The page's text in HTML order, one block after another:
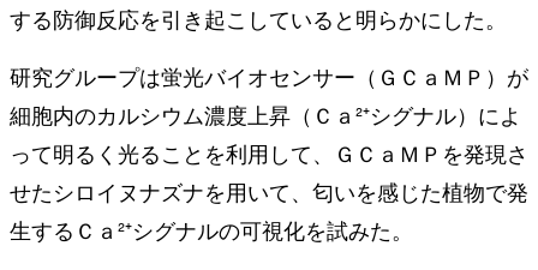
する防御反応を引き起こしていると明らかにした。
研究グループは蛍光バイオセンサー（ＧＣａＭＰ）が
細胞内のカルシウム濃度上昇（Ｃａ²⁺シグナル）によ
って明るく光ることを利用して、ＧＣａＭＰを発現さ
せたシロイヌナズナを用いて、匂いを感じた植物で発
生するＣａ²⁺シグナルの可視化を試みた。